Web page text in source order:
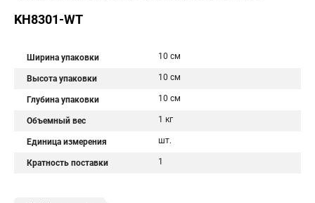
KH8301-WT
Ширина упаковки 10 см
Высота упаковки 10 см
Глубина упаковки 10 см
Объемный вес 1 кг
Единица измерения шт.
Кратность поставки 1